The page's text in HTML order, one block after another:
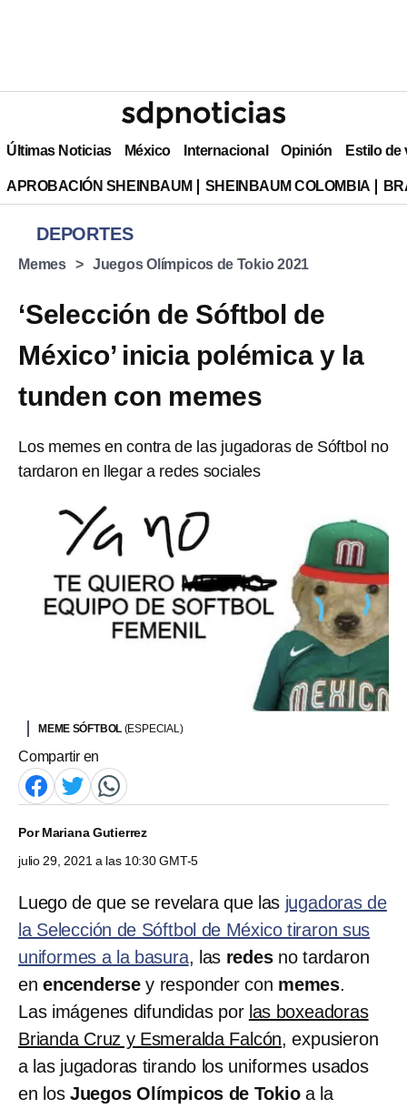
Últimas Noticias México Internacional Opinión Estilo de
APROBACIÓN SHEINBAUM SHEINBAUM COLOMBIA
DEPORTES
Memes Juegos Olímpicos de Tokio 2021
‘Selección de Sóftbol de
México’ inicia polémica y la
tunden con memes
Los memes en contra de las jugadoras de Sóftbol no
tardaron en llegar a redes sociales
MEME SÓFTBOL (ESPECIAL)
Compartir en
PorMariana Gutierrez
julio 29, 2021 a las 10:30 GMT-5
Luego de que se revelara que las jugadoras de
la Selección de Sóftbol de México tiraron sus
uniformes a la basura, las redesno tardaron
en encenderse y responder con memes.
Las imágenes difundidas por las boxeadoras
Brianda Cruz y Esmeralda Falcón, expusieron
a las jugadoras tirando los uniformes usados
en los Juegos Olímpicos de Tokioa la